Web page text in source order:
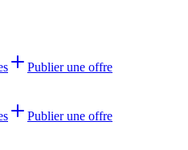
Publier une offre
Publier une offre